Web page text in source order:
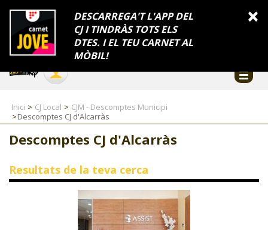
×
DESCARREGA'T L'APP DEL
CJ I TINDRÀS TOTS ELS
DTES. I EL TEU CARNET AL
MÒBIL!
Català
Temes
Serveis Generalitat Catalunya Seu electrònica
FES-TE EL CJ
COL·LABORADORS
CONTACTE
CJ EMANCIPACIÓ
CJ SALUT
CJ INTERNACIONAL
Inici CJ Local
CJM - Descomptes Municipi
Descomptes CJ d'Alcarràs
Descomptes CJ d'Alcarràs
Resultats de la teva cerca